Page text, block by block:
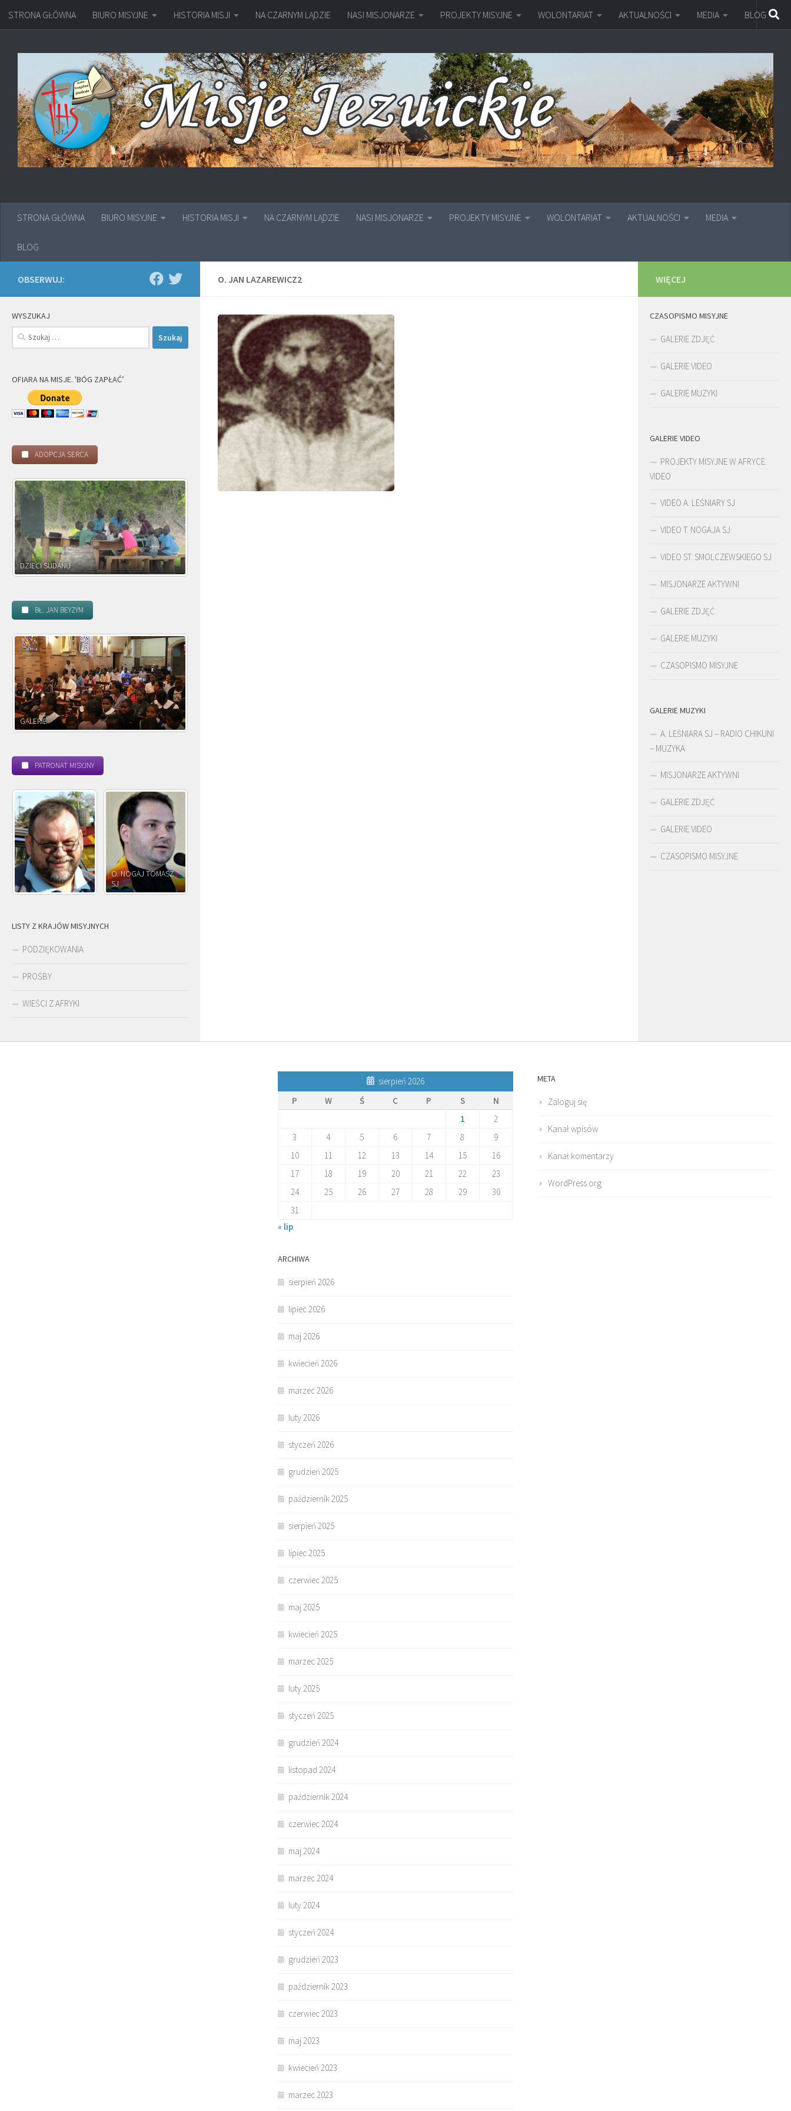
Przejdź do treści
STRONA GŁÓWNA BIURO MISYJNE HISTORIA MISJI NA CZARNYM LĄDZIE NASI MISJONARZE PROJEKTY MISYJNE WOLONTARIAT AKTUALNOŚCI MEDIA BLOG
STRONA GŁÓWNA BIURO MISYJNE HISTORIA MISJI NA CZARNYM LĄDZIE NASI MISJONARZE PROJEKTY MISYJNE WOLONTARIAT AKTUALNOŚCI MEDIA
BLOG
O. JAN LAZAREWICZ2
OBSERWUJ:
WYSZUKAJ
Szukaj:
OFIARA NA MISJE. 'BÓG ZAPŁAĆ’
ADOPCJA SERCA
DZIECI ZAMBII
BŁ. JAN BEYZYM
POWOŁANIE MISYJNE
PATRONAT MISYJNY
O. NOGAJ TOMASZ
SJ
O. JÓZEF OLEKSY SJ
LISTY Z KRAJÓW MISYJNYCH
PODZIĘKOWANIA
PROŚBY
WIEŚCI Z AFRYKI
WIĘCEJ
CZASOPISMO MISYJNE
GALERIE ZDJĘĆ
GALERIE VIDEO
GALERIE MUZYKI
GALERIE VIDEO
PROJEKTY MISYJNE W AFRYCE.
VIDEO
VIDEO A. LEŚNIARY SJ
VIDEO T. NOGAJA SJ
VIDEO ST. SMOLCZEWSKIEGO SJ
MISJONARZE AKTYWNI
GALERIE ZDJĘĆ
GALERIE MUZYKI
CZASOPISMO MISYJNE
GALERIE MUZYKI
A. LEŚNIARA SJ – RADIO CHIKUNI
– MUZYKA
MISJONARZE AKTYWNI
GALERIE ZDJĘĆ
GALERIE VIDEO
CZASOPISMO MISYJNE
sierpień 2026
P
W Ś C P S
N
1
2
3
4 5 6 7 8
9
10
11 12 13 14 15
16
17
18 19 20 21 22
23
24
25 26 27 28 29
30
31
« lip
ARCHIWA
sierpień 2026
lipiec 2026
maj 2026
kwiecień 2026
marzec 2026
luty 2026
styczeń 2026
grudzień 2025
październik 2025
sierpień 2025
lipiec 2025
czerwiec 2025
maj 2025
kwiecień 2025
marzec 2025
luty 2025
styczeń 2025
grudzień 2024
listopad 2024
październik 2024
czerwiec 2024
maj 2024
marzec 2024
luty 2024
styczeń 2024
grudzień 2023
październik 2023
czerwiec 2023
maj 2023
kwiecień 2023
marzec 2023
META
Zaloguj się
Kanał wpisów
Kanał komentarzy
WordPress.org